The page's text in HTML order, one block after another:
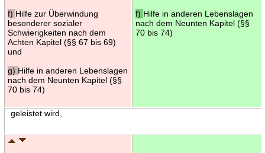
f) Hilfe zur Überwindung
besonderer sozialer
Schwierigkeiten nach dem
Achten Kapitel (§§ 67 bis 69)
und
g) Hilfe in anderen Lebenslagen
nach dem Neunten Kapitel (§§
70 bis 74)
f) Hilfe in anderen Lebenslagen
nach dem Neunten Kapitel (§§
70 bis 74)
geleistet wird,